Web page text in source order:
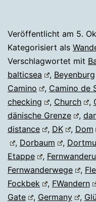
Veröffentlicht am 5.
Kategorisiert als
Verschlagwortet mit
balticsea
, Beyenburg
Camino
, Camino de
checking
, Church ,
dänische Grenze
,
distance
, DK , Dom
, Dorbaum ,
Etappe
,
Fernwanderwege
,
Fockbek
, FWandern
Gate
, Germany ,